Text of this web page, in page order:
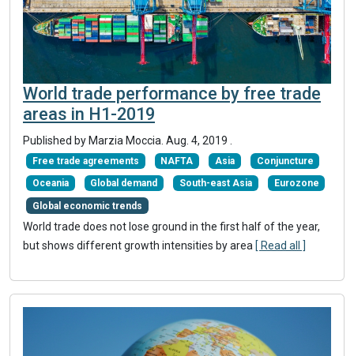
World trade performance by free trade
areas in H1-2019
Published by Marzia Moccia. Aug. 4, 2019
Free trade agreements NAFTA Asia Conjuncture
Oceania Global demand South-east Asia Eurozone
Global economic trends
World trade does not lose ground in the first half of the year,
but shows different growth intensities by area [ Read all ]